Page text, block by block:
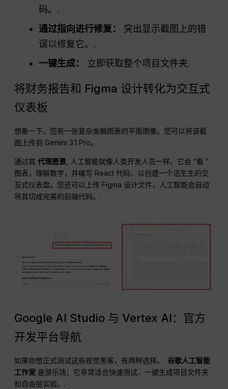
码。.
通过指向进行修复：
突出显示截图上的错
误以修复它。.
一键生成：
立即获取整个项目文件夹.
将财务报告和 Figma 设计转化为交互式
仪表板
想象一下，您有一张复杂金融图表的平面图像。您可以将该截
图上传到 Gemini 3.1 Pro。.
通过其代理愿景 , 人工智能就像人类开发人员一样。它会 “看 ”
图表，理解数字，并编写 React 代码，以创建一个活生生的交
互式仪表盘。您还可以上传 Figma 设计文件，人工智能会自动
将其切成完美的前端代码。.
Google AI Studio 与 Vertex AI：官方
开发平台导航
如果你想正式测试这些视觉黑客，有两种选择。. 谷歌人工智能
工作室 是游乐场；它非常适合快速测试、一键生成项目文件夹
和自由层实验。.